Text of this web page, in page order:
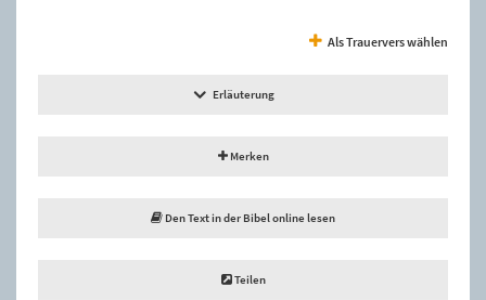
Als Trauervers wählen
Erläuterung
Merken
Den Text in der Bibel online lesen
Teilen